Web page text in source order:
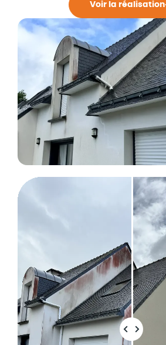
Voir la réalisation